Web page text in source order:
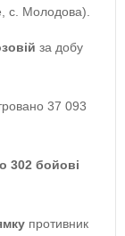
с. Молодова).
за добу
37 093
302 бойові
противник